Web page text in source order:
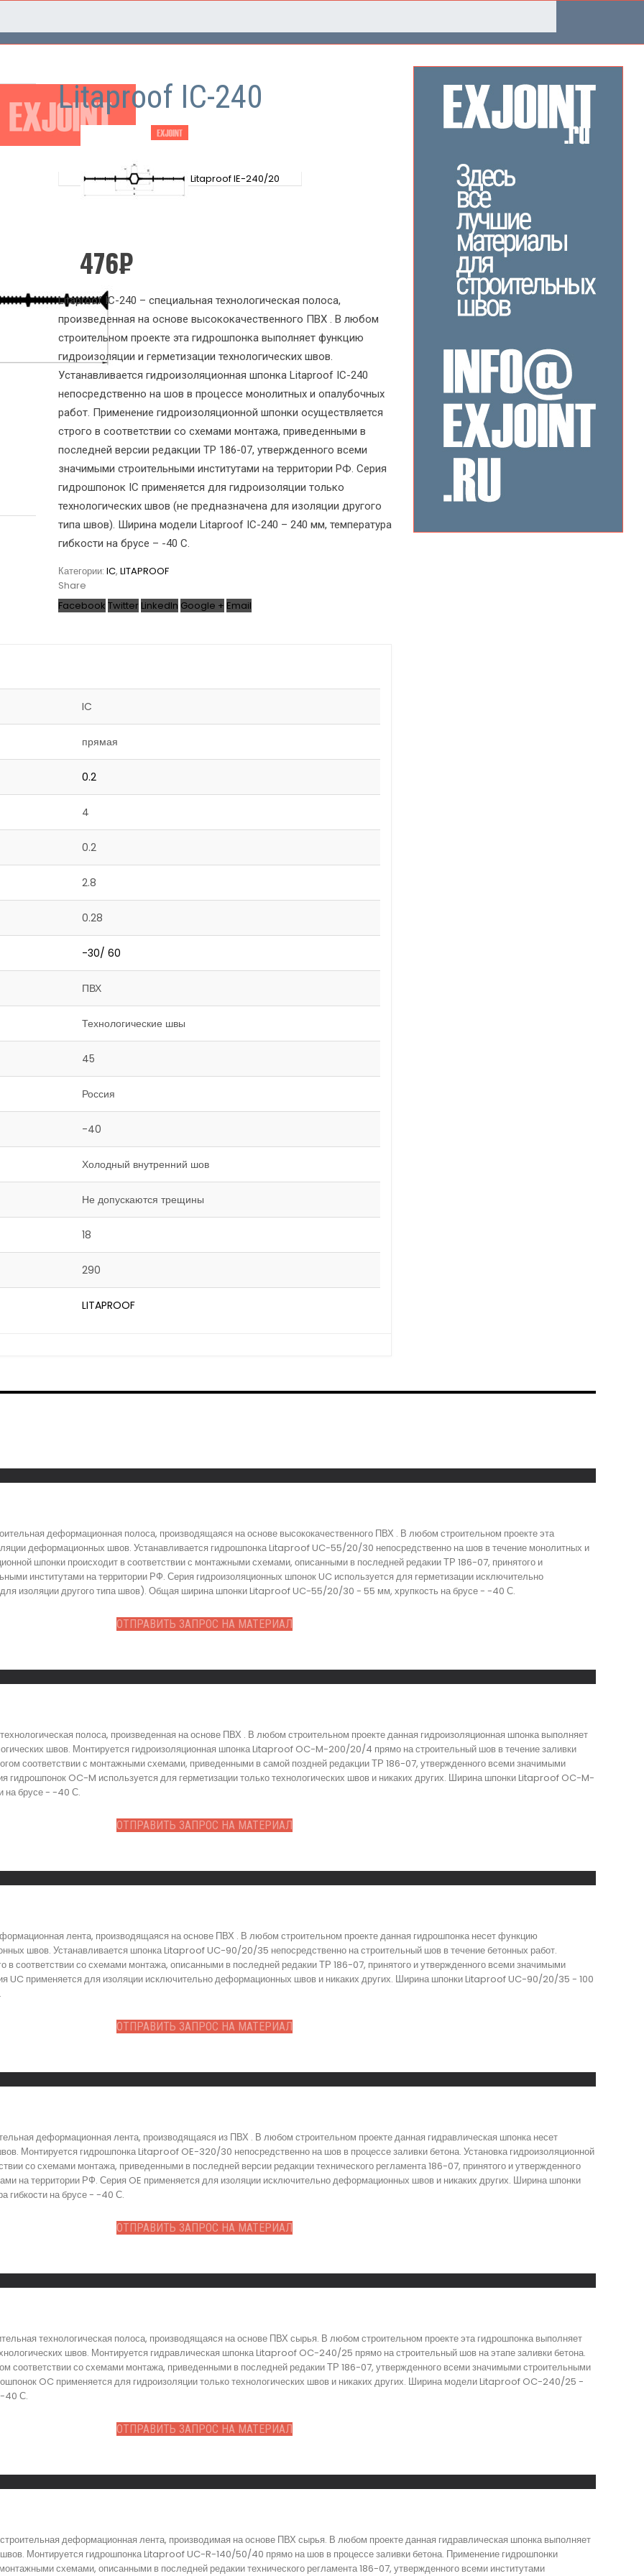
Litaproof IC-240
Litaproof IE-240/20
476₽
Litaproof IC-240 – специальная технологическая полоса,
произведенная на основе высококачественного ПВХ . В любом
строительном проекте эта гидрошпонка выполняет функцию
гидроизоляции и герметизации технологических швов.
Устанавливается гидроизоляционная шпонка Litaproof IC-240
непосредственно на шов в процессе монолитных и опалубочных
работ. Применение гидроизоляционной шпонки осуществляется
строго в соответствии со схемами монтажа, приведенными в
последней версии редакции ТР 186-07, утвержденного всеми
значимыми строительными институтами на территории РФ. Серия
гидрошпонок IC применяется для гидроизоляции только
технологических швов (не предназначена для изоляции другого
типа швов). Ширина модели Litaproof IC-240 – 240 мм, температура
гибкости на брусе – -40 С.
Категории: IC, LITAPROOF
Share
Facebook Twitter LinkedIn Google + Email
IC
прямая
0.2
4
0.2
2.8
0.28
-30/ 60
ПВХ
Технологические швы
45
Россия
-40
Холодный внутренний шов
Не допускаются трещины
18
290
LITAPROOF
деформационная полоса, производящаяся на основе высококачественного ПВХ . В любом строительном проекте эта
деформационных швов. Устанавливается гидрошпонка Litaproof UC-55/20/30 непосредственно на шов в течение монолитных и
шпонки происходит в соответствии с монтажными схемами, описанными в последней редакии ТР 186-07, принятого и
институтами на территории РФ. Серия гидроизоляционных шпонок UC используется для герметизации исключительно
изоляции другого типа швов). Общая ширина шпонки Litaproof UC-55/20/30 - 55 мм, хрупкость на брусе - -40 С.
ОТПРАВИТЬ ЗАПРОС НА МАТЕРИАЛ
полоса, произведенная на основе ПВХ . В любом строительном проекте данная гидроизоляционная шпонка выполняет
швов. Монтируется гидроизоляционная шпонка Litaproof OC-M-200/20/4 прямо на строительный шов в течение заливки
соответствии с монтажными схемами, приведенными в самой поздней редакции ТР 186-07, утвержденного всеми значимыми
гидрошпонок OC-M используется для герметизации только технологических швов и никаких других. Ширина шпонки Litaproof OC-M-
на брусе - -40 С.
ОТПРАВИТЬ ЗАПРОС НА МАТЕРИАЛ
лента, производящаяся на основе ПВХ . В любом строительном проекте данная гидрошпонка несет функцию
швов. Устанавливается шпонка Litaproof UC-90/20/35 непосредственно на строительный шов в течение бетонных работ.
в соответствии со схемами монтажа, описанными в последней редакии ТР 186-07, принятого и утвержденного всеми значимыми
UC применяется для изоляции исключительно деформационных швов и никаких других. Ширина шпонки Litaproof UC-90/20/35 - 100
ОТПРАВИТЬ ЗАПРОС НА МАТЕРИАЛ
деформационная лента, производящаяся из ПВХ . В любом строительном проекте данная гидравлическая шпонка несет
Монтируется гидрошпонка Litaproof OE-320/30 непосредственно на шов в процессе заливки бетона. Установка гидроизоляционной
со схемами монтажа, приведенными в последней версии редакции технического регламента 186-07, принятого и утвержденного
на территории РФ. Серия OE применяется для изоляции исключительно деформационных швов и никаких других. Ширина шпонки
гибкости на брусе - -40 С.
ОТПРАВИТЬ ЗАПРОС НА МАТЕРИАЛ
технологическая полоса, производящаяся на основе ПВХ сырья. В любом строительном проекте эта гидрошпонка выполняет
швов. Монтируется гидравлическая шпонка Litaproof OC-240/25 прямо на строительный шов на этапе заливки бетона.
соответствии со схемами монтажа, приведенными в последней редакии ТР 186-07, утвержденного всеми значимыми строительными
OC применяется для гидроизоляции только технологических швов и никаких других. Ширина модели Litaproof OC-240/25 -
-40 С.
ОТПРАВИТЬ ЗАПРОС НА МАТЕРИАЛ
деформационная лента, производимая на основе ПВХ сырья. В любом проекте данная гидравлическая шпонка выполняет
Монтируется гидрошпонка Litaproof UC-R-140/50/40 прямо на шов в процессе заливки бетона. Применение гидрошпонки
схемами, описанными в последней редакии технического регламента 186-07, утвержденного всеми институтами